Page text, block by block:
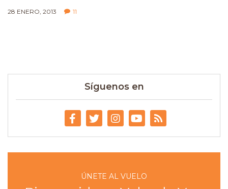
28 ENERO, 2013 11
Síguenos en
ÚNETE AL VUELO